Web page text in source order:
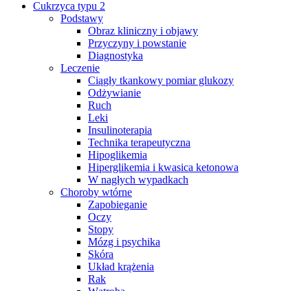
Cukrzyca typu 2
Podstawy
Obraz kliniczny i objawy
Przyczyny i powstanie
Diagnostyka
Leczenie
Ciągły tkankowy pomiar glukozy
Odżywianie
Ruch
Leki
Insulinoterapia
Technika terapeutyczna
Hipoglikemia
Hiperglikemia i kwasica ketonowa
W nagłych wypadkach
Choroby wtórne
Zapobieganie
Oczy
Stopy
Mózg i psychika
Skóra
Układ krążenia
Rak